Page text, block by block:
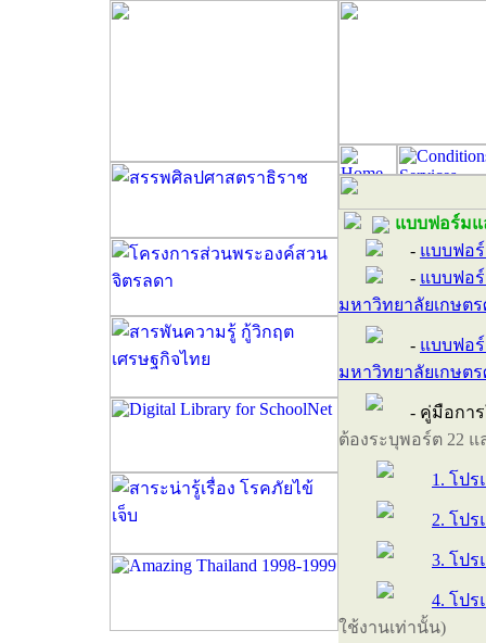
แบบฟอร์มแ
- แบบฟอ
- แบบฟอ
มหาวิทยาลัยเกษต
- แบบฟอ
มหาวิทยาลัยเกษต
- คู่มือกา
ต้องระบุพอร์ต 22 แ
1. โปร
2. โปร
3. โปร
4. โปร
ใช้งานเท่านั้น)